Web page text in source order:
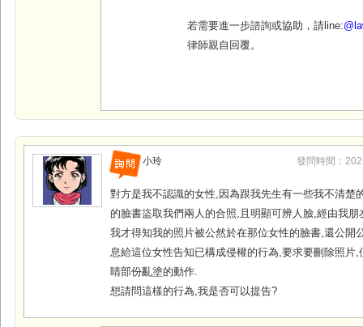
若需要進一步諮詢或協助，請line:
律師親自回覆。
小玲 發問時間：
對方是我不認識的女性,因為跟我先生有一些我不清楚
的臉書盜取我們兩人的合照,且明顯可辨人臉,經由我朋
我才得知我的照片被公然於在那位女性的臉書,還公開
息給這位女性告知已構成侵權的行為,要求要刪除照片,
睛部份亂塗的動作.
想請問這樣的行為,我是否可以提告?